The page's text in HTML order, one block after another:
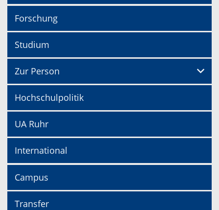
Forschung
Studium
Zur Person
Hochschulpolitik
UA Ruhr
International
Campus
Transfer